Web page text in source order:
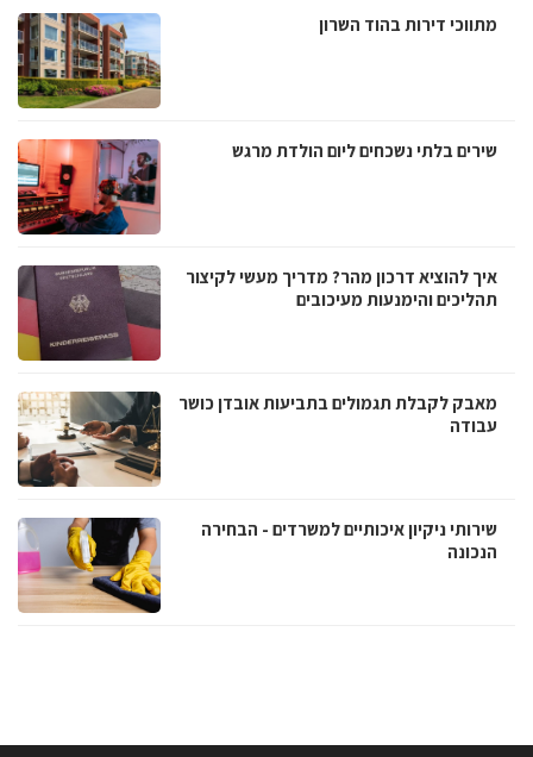
מתווכי דירות בהוד השרון
שירים בלתי נשכחים ליום הולדת מרגש
איך להוציא דרכון מהר? מדריך מעשי לקיצור
תהליכים והימנעות מעיכובים
מאבק לקבלת תגמולים בתביעות אובדן כושר
עבודה
שירותי ניקיון איכותיים למשרדים - הבחירה
הנכונה